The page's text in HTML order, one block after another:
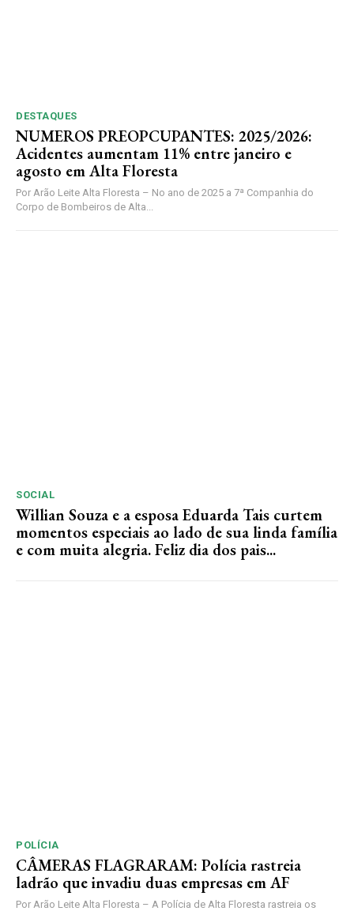
DESTAQUES
NUMEROS PREOPCUPANTES: 2025/2026:
Acidentes aumentam 11% entre janeiro e
agosto em Alta Floresta
Por Arão Leite Alta Floresta – No ano de 2025 a 7ª Companhia do
Corpo de Bombeiros de Alta...
SOCIAL
Willian Souza e a esposa Eduarda Tais curtem
momentos especiais ao lado de sua linda família
e com muita alegria. Feliz dia dos pais...
POLÍCIA
CÂMERAS FLAGRARAM: Polícia rastreia
ladrão que invadiu duas empresas em AF
Por Arão Leite Alta Floresta – A Polícia de Alta Floresta rastreia os